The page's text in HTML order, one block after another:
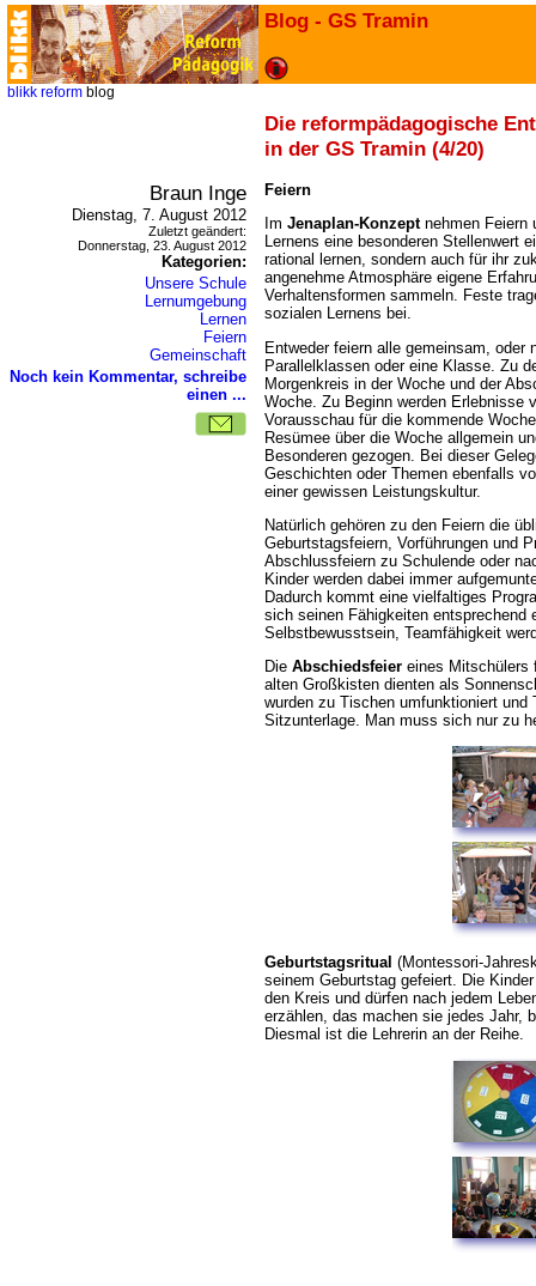
Blog - GS Tramin
blikk reform blog
Die reformpädagogische
in der GS Tramin (4/20)
Braun Inge
Dienstag, 7. August 2012
Zuletzt geändert:
Donnerstag, 23. August 2012
Kategorien:
Unsere Schule
Lernumgebung
Lernen
Feiern
Gemeinschaft
Noch kein Kommentar, schreibe
einen ...
Feiern
Im Jenaplan-Konzeptnehmen Feiern
Lernens eine besonderen Stellenwert
rational lernen, sondern auch für ihr
angenehme Atmosphäre eigene
Verhaltensformen sammeln. Feste
sozialen Lernens bei.
Entweder feiern alle gemeinsam, oder
Parallelklassen oder eine Klasse. Zu
Morgenkreis in der Woche und der
Woche. Zu Beginn werden Erlebnisse
Vorausschau für die kommende
Resümee über die Woche allgemein
Besonderen gezogen. Bei dieser
Geschichten oder Themen ebenfalls
einer gewissen Leistungskultur.
Natürlich gehören zu den Feiern die
Geburtstagsfeiern, Vorführungen und
Abschlussfeiern zu Schulende oder
Kinder werden dabei immer
Dadurch kommt eine vielfaltiges
sich seinen Fähigkeiten entsprechend
Selbstbewusstsein, Teamfähigkeit
Die Abschiedsfeier eines Mitschülers
alten Großkisten dienten als
wurden zu Tischen umfunktioniert und
Sitzunterlage. Man muss sich nur zu
Geburtstagsritual (Montessori-
seinem Geburtstag gefeiert.
Die
den Kreis und dürfen nach jedem
erzählen, das machen sie jedes Jahr,
Diesmal ist die Lehrerin an der Reihe.